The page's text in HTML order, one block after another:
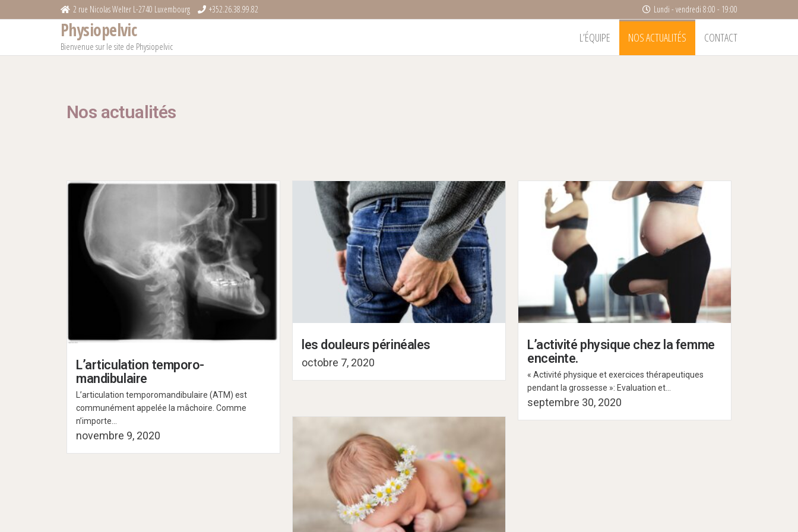
2 rue Nicolas Welter L-2740 Luxembourg +352.26.38.99.82 Lundi - vendredi 8:00 - 19:00
Physiopelvic
Bienvenue sur le site de Physiopelvic
L’ÉQUIPE NOS ACTUALITÉS CONTACT
Nos actualités
L’articulation temporo-
mandibulaire
L’articulation temporomandibulaire (ATM) est
communément appelée la mâchoire. Comme
n’importe...
novembre 9, 2020
les douleurs périnéales
octobre 7, 2020
L’activité physique chez la femme
enceinte.
« Activité physique et exercices thérapeutiques
pendant la grossesse »: Evaluation et...
septembre 30, 2020